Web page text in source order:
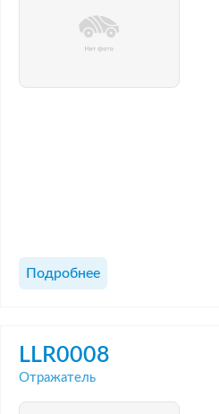
Подробнее
LLR0008
Отражатель